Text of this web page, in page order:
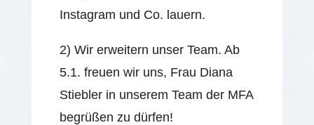
Instagram und Co. lauern.
2) Wir erweitern unser Team. Ab
5.1. freuen wir uns, Frau Diana
Stiebler in unserem Team der MFA
begrüßen zu dürfen!